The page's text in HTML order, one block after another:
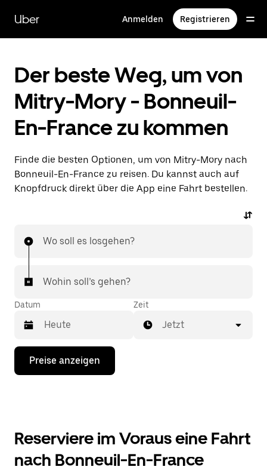
zum
Hauptinhalt
Uber Anmelden Registrieren
Der beste Weg, um von
Mitry-Mory - Bonneuil-
En-France zu kommen
Finde die besten Optionen, um von Mitry-Mory nach
Bonneuil-En-France zu reisen. Du kannst auch auf
Knopfdruck direkt über die App eine Fahrt bestellen.
Wo soll es losgehen?
Wohin soll’s gehen?
Datum
Drücke
Nach-
Kalender
interagieren
Zeit
Jetzt
Preise anzeigen
Reserviere im Voraus eine Fahrt
nach Bonneuil-En-France